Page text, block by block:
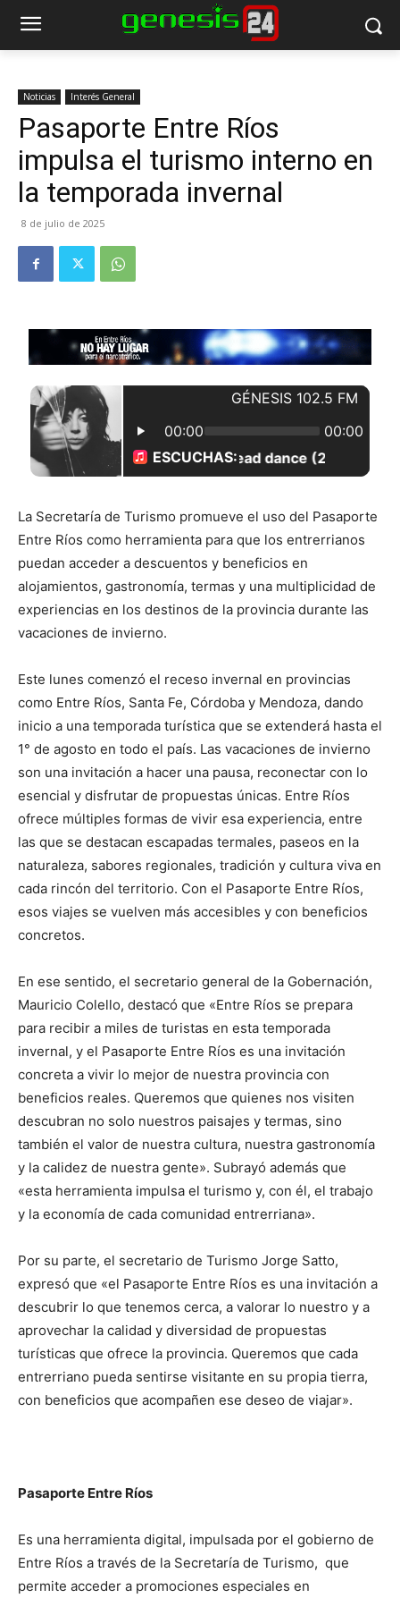
Noticias Interés General
Pasaporte Entre Ríos
impulsa el turismo interno en
la temporada invernal
8 de julio de 2025
La Secretaría de Turismo promueve el uso del Pasaporte
Entre Ríos como herramienta para que los entrerrianos
puedan acceder a descuentos y beneficios en
alojamientos, gastronomía, termas y una multiplicidad de
experiencias en los destinos de la provincia durante las
vacaciones de invierno.
Este lunes comenzó el receso invernal en provincias
como Entre Ríos, Santa Fe, Córdoba y Mendoza, dando
inicio a una temporada turística que se extenderá hasta el
1° de agosto en todo el país. Las vacaciones de invierno
son una invitación a hacer una pausa, reconectar con lo
esencial y disfrutar de propuestas únicas. Entre Ríos
ofrece múltiples formas de vivir esa experiencia, entre
las que se destacan escapadas termales, paseos en la
naturaleza, sabores regionales, tradición y cultura viva en
cada rincón del territorio. Con el Pasaporte Entre Ríos,
esos viajes se vuelven más accesibles y con beneficios
concretos.
En ese sentido, el secretario general de la Gobernación,
Mauricio Colello, destacó que «Entre Ríos se prepara
para recibir a miles de turistas en esta temporada
invernal, y el Pasaporte Entre Ríos es una invitación
concreta a vivir lo mejor de nuestra provincia con
beneficios reales. Queremos que quienes nos visiten
descubran no solo nuestros paisajes y termas, sino
también el valor de nuestra cultura, nuestra gastronomía
y la calidez de nuestra gente». Subrayó además que
«esta herramienta impulsa el turismo y, con él, el trabajo
y la economía de cada comunidad entrerriana».
Por su parte, el secretario de Turismo Jorge Satto,
expresó que «el Pasaporte Entre Ríos es una invitación a
descubrir lo que tenemos cerca, a valorar lo nuestro y a
aprovechar la calidad y diversidad de propuestas
turísticas que ofrece la provincia. Queremos que cada
entrerriano pueda sentirse visitante en su propia tierra,
con beneficios que acompañen ese deseo de viajar».
Pasaporte Entre Ríos
Es una herramienta digital, impulsada por el gobierno de
Entre Ríos a través de la Secretaría de Turismo, que
permite acceder a promociones especiales en